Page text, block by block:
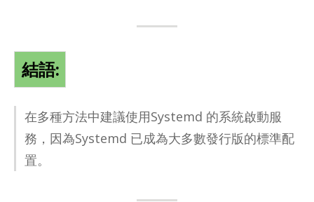
結語:
在多種方法中建議使用Sys­temd 的系統啟動服
務，因為Sys­temd 已成為大多數發行版的標準配
置。